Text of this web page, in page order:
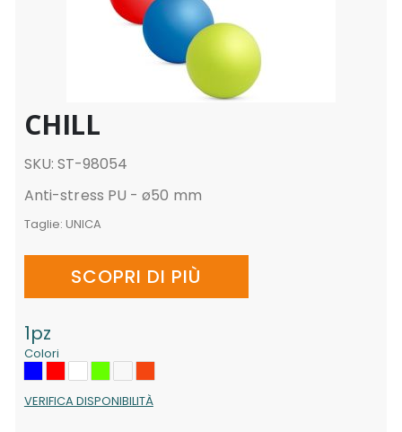
CHILL
SKU: ST-98054
Anti-stress PU - ø50 mm
Taglie: UNICA
SCOPRI DI PIÙ
1pz
Colori
VERIFICA DISPONIBILITÀ